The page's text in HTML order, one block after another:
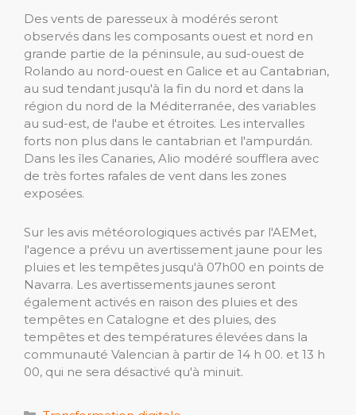
Des vents de paresseux à modérés seront
observés dans les composants ouest et nord en
grande partie de la péninsule, au sud-ouest de
Rolando au nord-ouest en Galice et au Cantabrian,
au sud tendant jusqu'à la fin du nord et dans la
région du nord de la Méditerranée, des variables
au sud-est, de l'aube et étroites. Les intervalles
forts non plus dans le cantabrian et l'ampurdán.
Dans les îles Canaries, Alio modéré soufflera avec
de très fortes rafales de vent dans les zones
exposées.
Sur les avis météorologiques activés par l'AEMet,
l'agence a prévu un avertissement jaune pour les
pluies et les tempêtes jusqu'à 07h00 en points de
Navarra. Les avertissements jaunes seront
également activés en raison des pluies et des
tempêtes en Catalogne et des pluies, des
tempêtes et des températures élevées dans la
communauté Valencian à partir de 14 h 00. et 13 h
00, qui ne sera désactivé qu'à minuit.